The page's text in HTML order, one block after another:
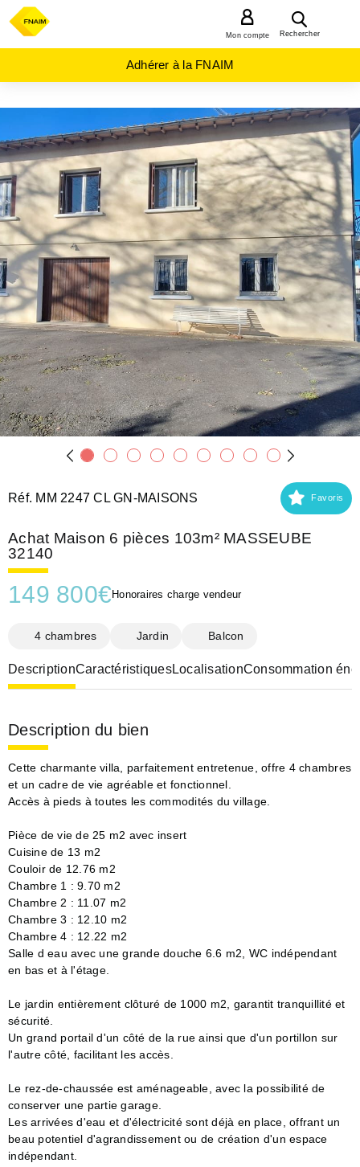
Rechercher
Mon compte
Adhérer à la FNAIM
ACHAT
MAISON
OCCITANIE
GERS
(32)
MASSEUBE
(32140)
Réf. MM 2247 CL GN-MAISONS Favoris
Achat Maison 6 pièces 103m² MASSEUBE
32140
149 800€ Honoraires charge vendeur
4 chambres Jardin Balcon
DescriptionCaractéristiquesLocalisationConsommation
Description du bien
Cette charmante villa, parfaitement entretenue, offre 4 chambres
et un cadre de vie agréable et fonctionnel.
Accès à pieds à toutes les commodités du village.
Pièce de vie de 25 m2 avec insert
Cuisine de 13 m2
Couloir de 12.76 m2
Chambre 1 : 9.70 m2
Chambre 2 : 11.07 m2
Chambre 3 : 12.10 m2
Chambre 4 : 12.22 m2
Salle d eau avec une grande douche 6.6 m2, WC indépendant
en bas et à l'étage.
Le jardin entièrement clôturé de 1000 m2, garantit tranquillité et
sécurité.
Un grand portail d'un côté de la rue ainsi que d'un portillon sur
l'autre côté, facilitant les accès.
Le rez-de-chaussée est aménageable, avec la possibilité de
conserver une partie garage.
Les arrivées d'eau et d'électricité sont déjà en place, offrant un
beau potentiel d'agrandissement ou de création d'un espace
indépendant.